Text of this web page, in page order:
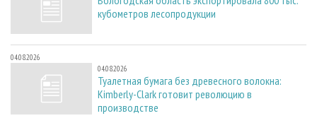
кубометров лесопродукции
04.08.2026
04.08.2026
Туалетная бумага без древесного волокна:
Kimberly-Clark готовит революцию в
производстве